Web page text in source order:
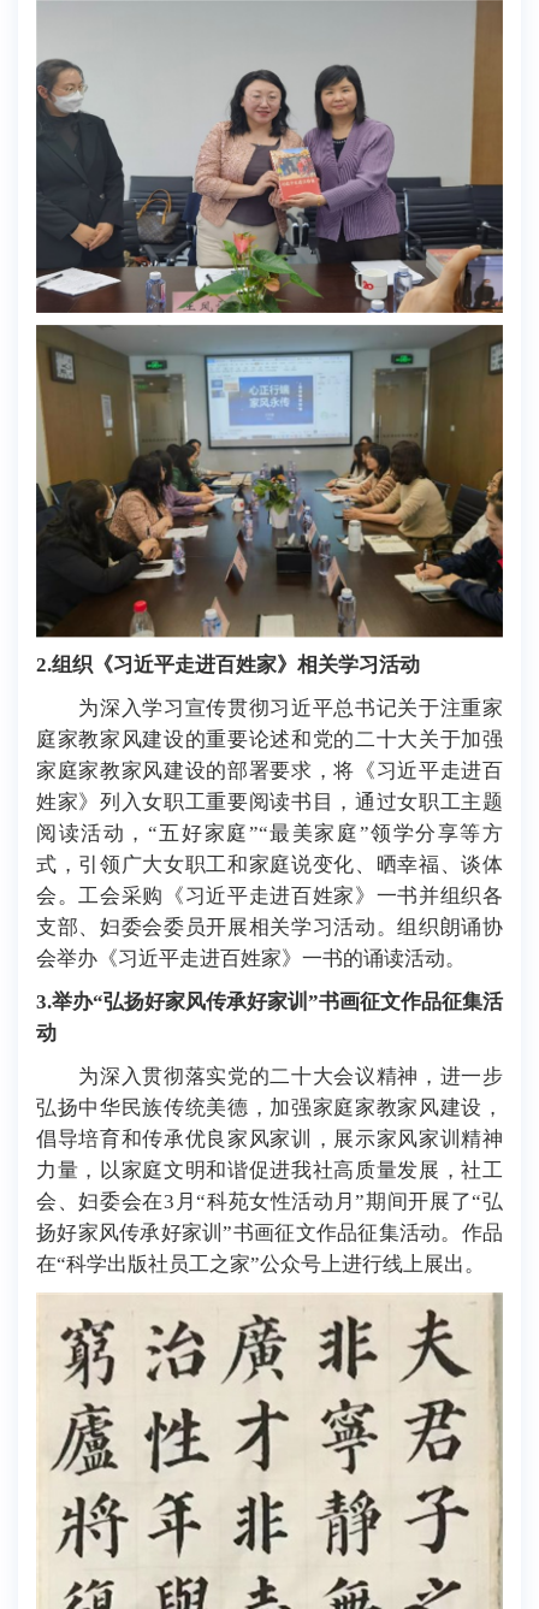
2.组织《习近平走进百姓家》相关学习活动
为深入学习宣传贯彻习近平总书记关于注重家
庭家教家风建设的重要论述和党的二十大关于加强
家庭家教家风建设的部署要求，将《习近平走进百
姓家》列入女职工重要阅读书目，通过女职工主题
阅读活动，“五好家庭”“最美家庭”领学分享等方
式，引领广大女职工和家庭说变化、晒幸福、谈体
会。工会采购《习近平走进百姓家》一书并组织各
支部、妇委会委员开展相关学习活动。组织朗诵协
会举办《习近平走进百姓家》一书的诵读活动。
3.举办“弘扬好家风传承好家训”书画征文作品征集活
动
为深入贯彻落实党的二十大会议精神，进一步
弘扬中华民族传统美德，加强家庭家教家风建设，
倡导培育和传承优良家风家训，展示家风家训精神
力量，以家庭文明和谐促进我社高质量发展，社工
会、妇委会在3月“科苑女性活动月”期间开展了“弘
扬好家风传承好家训”书画征文作品征集活动。 作品
在“科学出版社员工之家”公众号上进行线上展出。